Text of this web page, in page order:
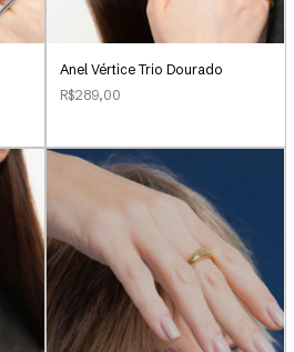
Anel Vértice Trio Dourado
R$289,00